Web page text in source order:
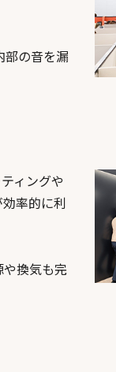
部の音を漏
ィングや
率的に利
や換気も完